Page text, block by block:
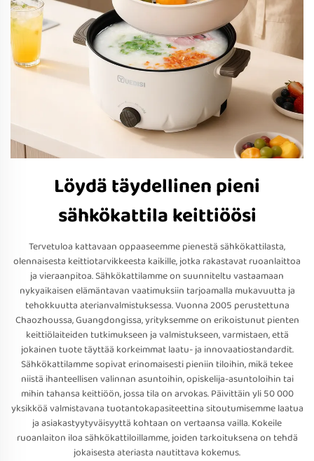
Löydä täydellinen pieni
sähkökattila keittiöösi
Tervetuloa kattavaan oppaaseemme pienestä sähkökattilasta,
olennaisesta keittiotarvikkeesta kaikille, jotka rakastavat ruoanlaittoa
ja vieraanpitoa. Sähkökattilamme on suunniteltu vastaamaan
nykyaikaisen elämäntavan vaatimuksiin tarjoamalla mukavuutta ja
tehokkuutta aterianvalmistuksessa. Vuonna 2005 perustettuna
Chaozhoussa, Guangdongissa, yrityksemme on erikoistunut pienten
keittiölaiteiden tutkimukseen ja valmistukseen, varmistaen, että
jokainen tuote täyttää korkeimmat laatu- ja innovaatiostandardit.
Sähkökattilamme sopivat erinomaisesti pieniin tiloihin, mikä tekee
niistä ihanteellisen valinnan asuntoihin, opiskelija-asuntoloihin tai
mihin tahansa keittiöön, jossa tila on arvokas. Päivittäin yli 50 000
yksikköä valmistavana tuotantokapasiteettina sitoutumisemme laatua
ja asiakastyytyväisyyttä kohtaan on vertaansa vailla. Kokeile
ruoanlaiton iloa sähkökattiloillamme, joiden tarkoituksena on tehdä
jokaisesta ateriasta nautittava kokemus.